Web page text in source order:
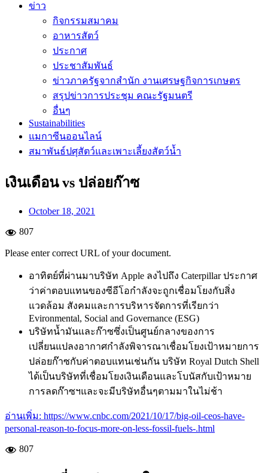
ข่าว
กิจกรรมสมาคม
อาหารสัตว์
ประกาศ
ประชาสัมพันธ์
ข่าวภาครัฐจากสำนัก งานเศรษฐกิจการเกษตร
สรุปข่าวการประชุม คณะรัฐมนตรี
อื่นๆ
Sustainabilities
แมกาซีนออนไลน์
สมาพันธ์ปศุสัตว์และเพาะเลี้ยงสัตว์น้ำ
เงินเดือน vs ปล่อยก๊าซ
October 18, 2021
807
Please enter correct URL of your document.
อาทิตย์ที่ผ่านมาบริษัท Apple ลงไปถึง Caterpillar ประกาศ
ว่าค่าตอบแทนของซีอีโอกำลังจะถูกเชื่อมโยงกับสิ่ง
แวดล้อม สังคมและการบริหารจัดการที่เรียกว่า
Evironmental, Social and Governance (ESG)
บริษัทน้ำมันและก๊าซซึ่งเป็นศูนย์กลางของการ
เปลี่ยนแปลงอากาศกำลังพิจารณาเชื่อมโยงเป้าหมายการ
ปล่อยก๊าซกับค่าตอบแทนเช่นกัน บริษัท Royal Dutch Shell
ได้เป็นบริษัทที่เชื่อมโยงเงินเดือนและโบนัสกับเป้าหมาย
การลดก๊าซฯและจะมีบริษัทอื่นๆตามมาในไม่ช้า
อ่านเพิ่ม: https://www.cnbc.com/2021/10/17/big-oil-ceos-have-
personal-reason-to-focus-more-on-less-fossil-fuels-.html
807